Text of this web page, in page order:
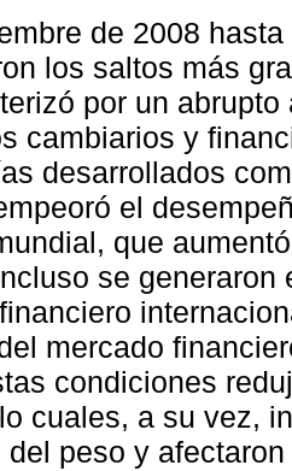
de 2008
los saltos más
por un
cambiarios y
desarrollados
el
que
se
mercado
condiciones
cuales, a su vez,
del peso y